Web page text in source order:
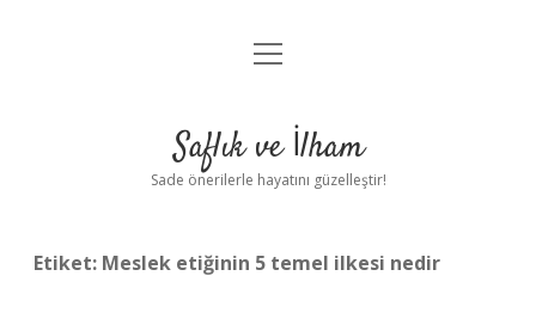
Anasayfa
Yasal Uyarı
menüyü
Saflık ve İlham
Sade önerilerle hayatını güzelleştir!
Etiket: Meslek etiğinin 5 temel ilkesi nedir